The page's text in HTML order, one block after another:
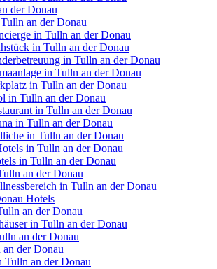
der Donau
an der Donau
in Tulln an der Donau
in Tulln an der Donau
in Tulln an der Donau
in Tulln an der Donau
in Tulln an der Donau
in Tulln an der Donau
in Tulln an der Donau
in Tulln an der Donau
in Tulln an der Donau
in Tulln an der Donau
in Tulln an der Donau
an der Donau
in Tulln an der Donau
Hotels
an der Donau
in Tulln an der Donau
an der Donau
der Donau
Tulln an der Donau